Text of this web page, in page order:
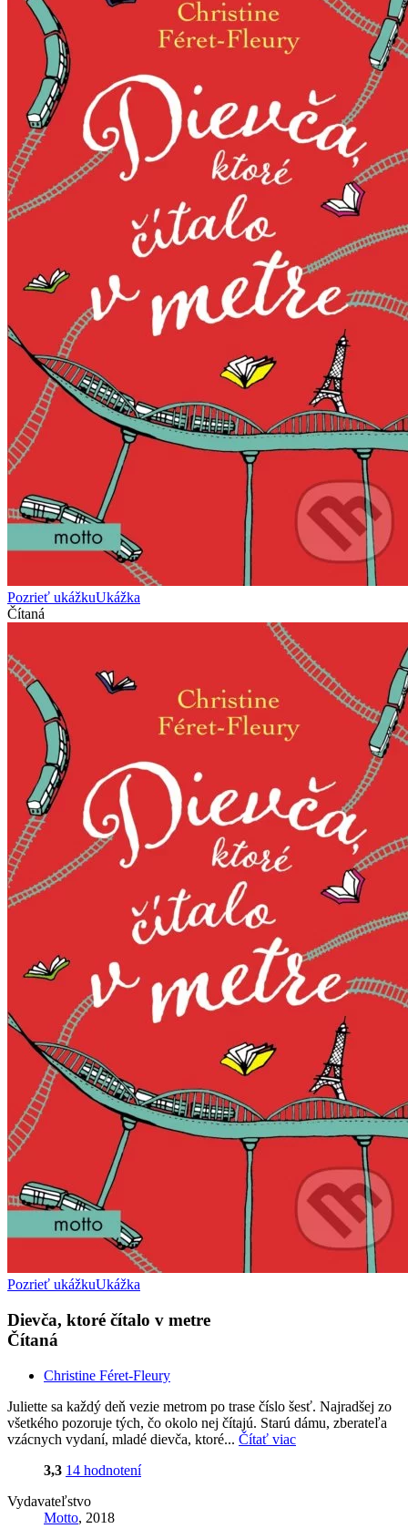
Pozrieť ukážkuUkážka
Čítaná
Pozrieť ukážkuUkážka
Dievča, ktoré čítalo v metre
Čítaná
Christine Féret-Fleury
Juliette sa každý deň vezie metrom po trase číslo šesť. Najradšej zo
všetkého pozoruje tých, čo okolo nej čítajú. Starú dámu, zberateľa
vzácnych vydaní, mladé dievča, ktoré... Čítať viac
3,3 14 hodnotení
Vydavateľstvo
Motto, 2018